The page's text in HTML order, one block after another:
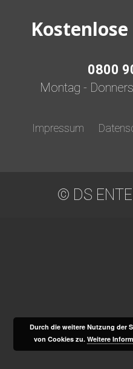
0800
Montag -
Impressum
© DS
Durch die weitere Nutzung der
von Cookies zu.Weitere